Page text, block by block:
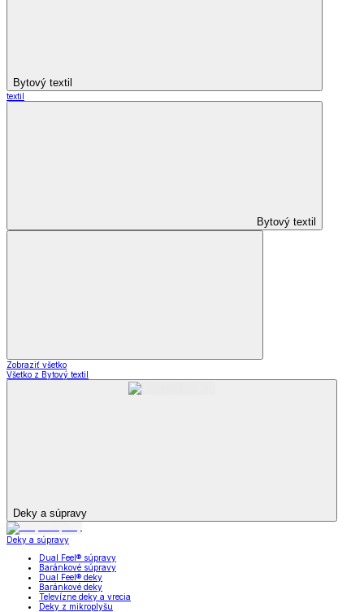
Bytový textil
textil
Bytový textil
Zobraziť všetko
Všetko z Bytový textil
Deky a súpravy
Deky a súpravy
Dual Feel® súpravy
Baránkové súpravy
Dual Feel® deky
Baránkové deky
Televízne deky a vrecia
Deky z mikroplyšu